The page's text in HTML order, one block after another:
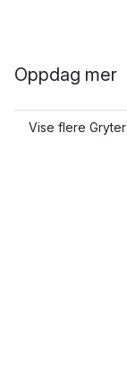
Oppdag mer
Vise flere Gryter